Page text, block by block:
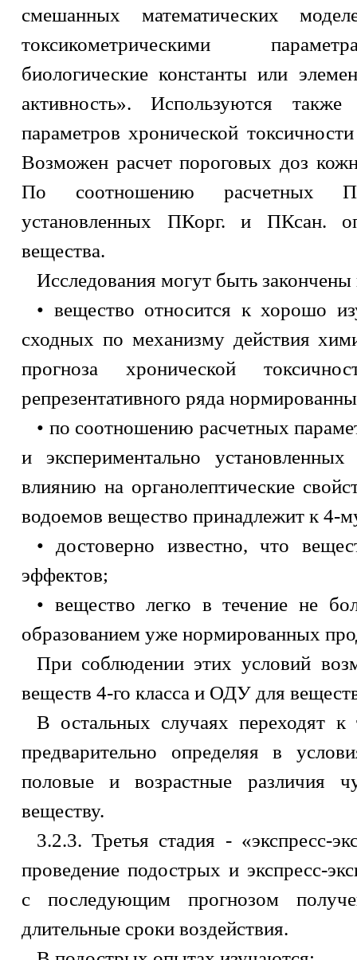
смешанных математических
токсикометрическими
биологические константы или
активность». Используются также
параметров хронической
Возможен расчет пороговых доз
По соотношению расчетных
установленных ПКорг. и ПКсан.
вещества.
Исследования могут быть закончены
• вещество относится к хорошо
сходных по механизму действия
прогноза хронической
репрезентативного ряда
• по соотношению расчетных
и экспериментально
влиянию на органолептические
водоемов вещество принадлежит к 4-
• достоверно известно, что
эффектов;
• вещество легко в течение не
образованием уже нормированных
При соблюдении этих условий
веществ 4-го класса и ОДУ для
В остальных случаях переходят к
предварительно определяя в
половые и возрастные различия
веществу.
3.2.3. Третья стадия - «экспресс-
проведение подострых и экспресс-
с последующим прогнозом
длительные сроки воздействия.